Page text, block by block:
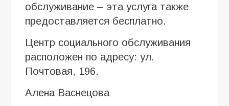
обслуживание – эта услуга также
предоставляется бесплатно.
Центр социального обслуживания
расположен по адресу: ул.
Почтовая, 196.
Алена Васнецова